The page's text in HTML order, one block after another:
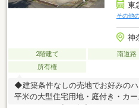
東
その他
神
2階建て 南道路
所有権
◆建築条件なしの売地でお好みの
平米の大型住宅用地・庭付き・カ